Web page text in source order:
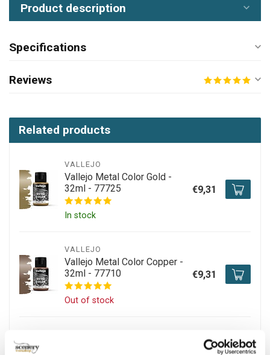
Product description
Specifications
Reviews
Related products
VALLEJO
Vallejo Metal Color Gold -
32ml - 77725
In stock
€9,31
VALLEJO
Vallejo Metal Color Copper -
32ml - 77710
Out of stock
€9,31